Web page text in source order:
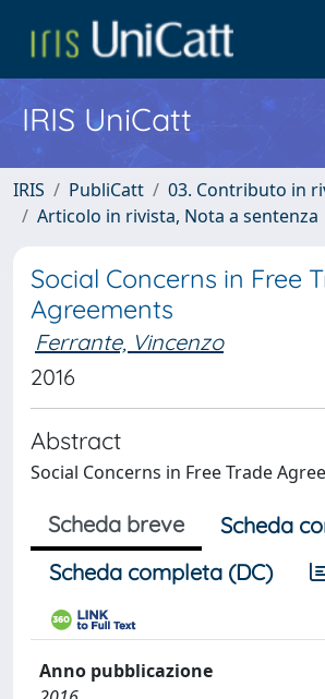
IRIS UniCatt
IRIS PubliCatt
03. Contributo in
Articolo in rivista, Nota a sentenza
Social Concerns in Free
Agreements
Ferrante, Vincenzo
2016
Abstract
Social Concerns in Free Trade
Scheda breve
Scheda
Scheda completa (DC)
Anno pubblicazione